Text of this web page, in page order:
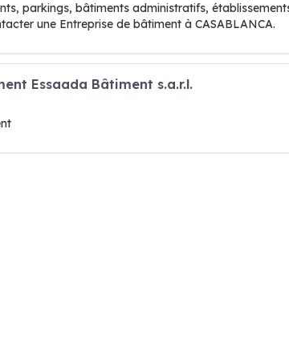
parkings, bâtiments administratifs,
une Entreprise de bâtiment à CASABLANCA.
Essaada Bâtiment s.a.r.l.